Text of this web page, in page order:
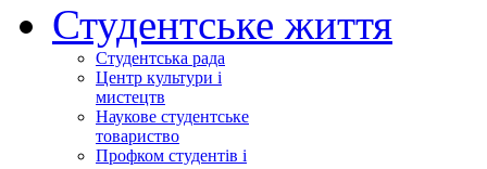
Студентське життя
Студентська рада
Центр культури і
мистецтв
Наукове студентське
товариство
Профком студентів і